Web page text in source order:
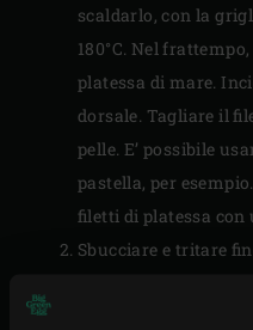
scaldarlo, con la
180°C. Nel
platessa di mare.
dorsale. Tagliare il
pelle. E’ possibile
pastella, per
filetti di platessa
Sbucciare e tritare
Cospargere il filetto